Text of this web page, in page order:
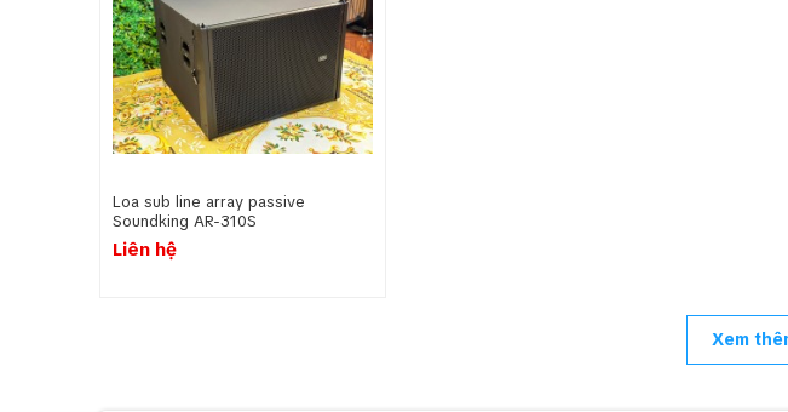
Loa sub line array passive
Soundking AR-310S
Liên hệ
Xem